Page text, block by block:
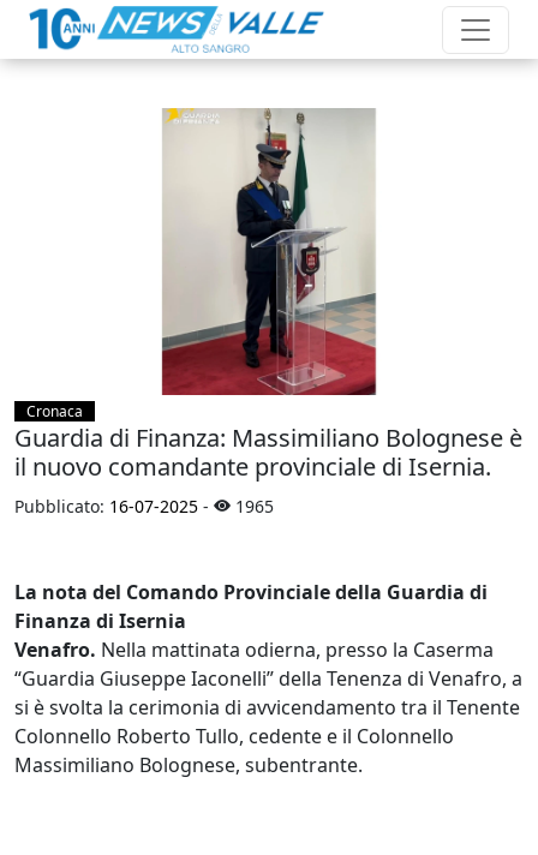
Cronaca
Guardia di Finanza: Massimiliano Bolognese è
il nuovo comandante provinciale di Isernia.
Pubblicato: 16-07-2025 - 1965
La nota del Comando Provinciale della Guardia di
Finanza di Isernia
Venafro. Nella mattinata odierna, presso la Caserma
“Guardia Giuseppe Iaconelli” della Tenenza di Venafro, a
si è svolta la cerimonia di avvicendamento tra il Tenente
Colonnello Roberto Tullo, cedente e il Colonnello
Massimiliano Bolognese, subentrante.